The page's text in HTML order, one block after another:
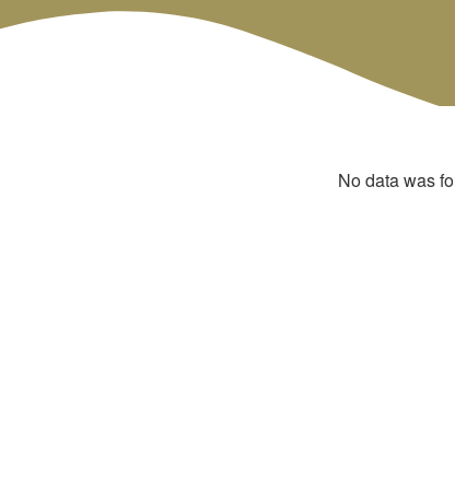
Mayorista
No data was